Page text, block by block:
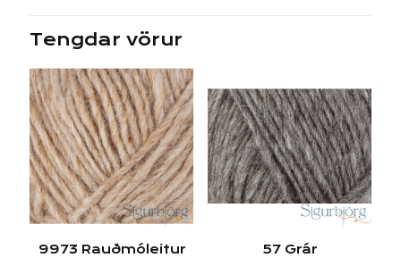
Tengdar vörur
9973 Rauðmóleitur 57 Grár